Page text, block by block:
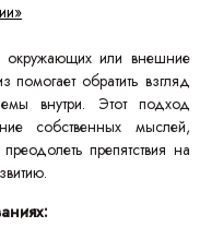
окружающих или внешние
помогает обратить взгляд
внутри. Этот подход
собственных мыслей,
препятствия на